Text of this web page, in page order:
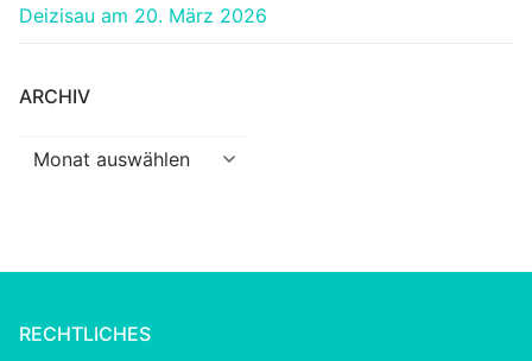
Deizisau am 20. März 2026
ARCHIV
Archiv
RECHTLICHES